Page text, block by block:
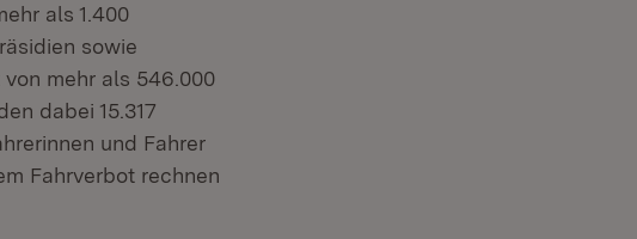
als 1.400
sowie
mehr als 546.000
dabei 15.317
und Fahrer
Fahrverbot rechnen